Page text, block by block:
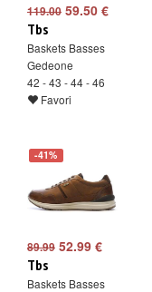
119.00 59.50 €
Tbs
Baskets Basses
Gedeone
42 - 43 - 44 - 46
Favori
-41%
89.99 52.99 €
Tbs
Baskets Basses